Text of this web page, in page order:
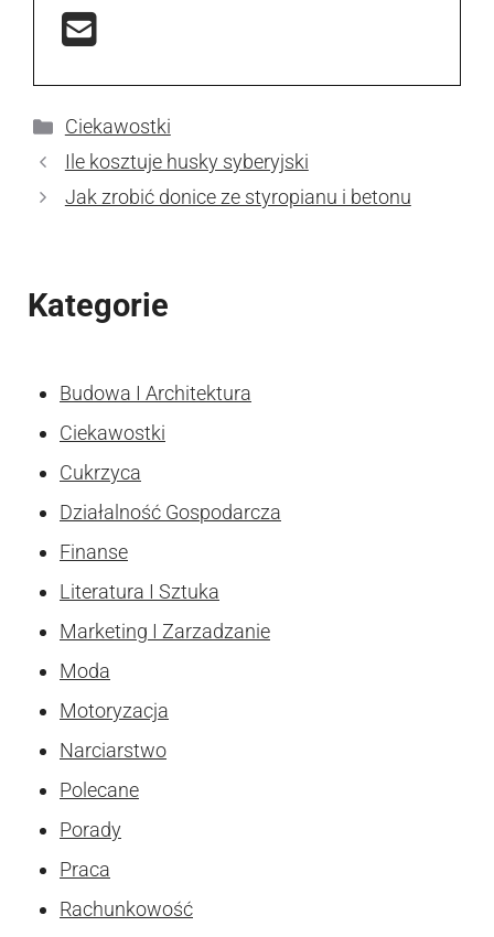
Kategorie
Ciekawostki
Ile kosztuje husky syberyjski
Jak zrobić donice ze styropianu i betonu
Kategorie
Budowa I Architektura
Ciekawostki
Cukrzyca
Działalność Gospodarcza
Finanse
Literatura I Sztuka
Marketing I Zarzadzanie
Moda
Motoryzacja
Narciarstwo
Polecane
Porady
Praca
Rachunkowość